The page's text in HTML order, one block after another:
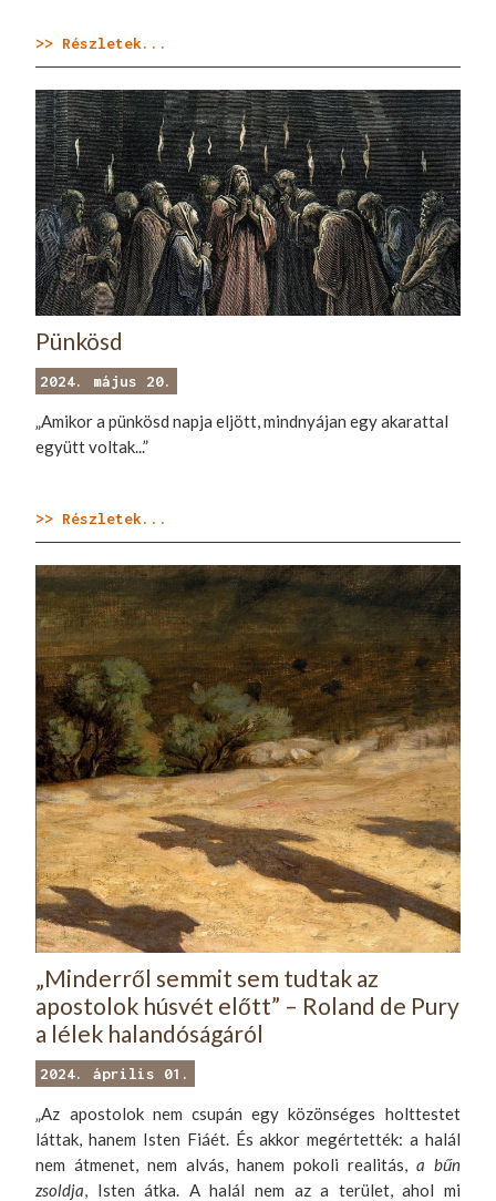
>> Részletek...
Pünkösd
2024. május 20.
„Amikor a pünkösd napja eljött, mindnyájan egy akarattal
együtt voltak...”
>> Részletek...
„Minderről semmit sem tudtak az
apostolok húsvét előtt” – Roland de Pury
a lélek halandóságáról
2024. április 01.
„Az apostolok nem csupán egy közönséges holttestet
láttak, hanem Isten Fiáét. És akkor megértették: a halál
nem átmenet, nem alvás, hanem pokoli realitás, a bűn
zsoldja, Isten átka. A halál nem az a terület, ahol mi